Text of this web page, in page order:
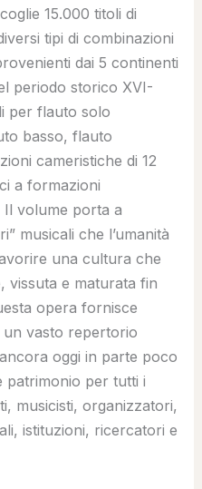
15.000 titoli di
tipi di combinazioni
dai 5 continenti
periodo storico XVI-
per flauto solo
basso, flauto
cameristiche di 12
a formazioni
volume porta a
musicali che l’umanità
una cultura che
vissuta e maturata fin
opera fornisce
un vasto repertorio
oggi in parte poco
patrimonio per tutti i
musicisti, organizzatori,
istituzioni, ricercatori e